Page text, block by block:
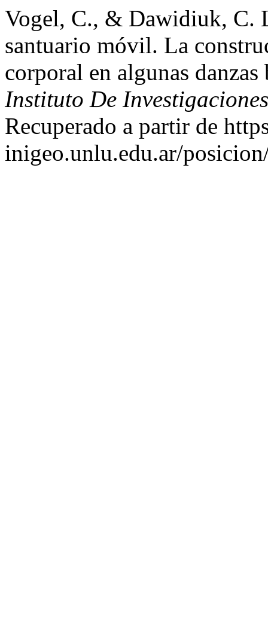
Vogel, C., & Dawidiuk, C.
santuario móvil. La
corporal en algunas
Instituto De
Recuperado a partir de
inigeo.unlu.edu.ar/